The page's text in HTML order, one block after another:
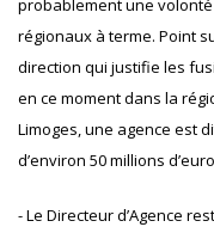
probablement une
régionaux à terme. Point
direction qui justifie les
en ce moment dans la
Limoges, une agence est
d’environ 50 millions
- Le Directeur d’Agence